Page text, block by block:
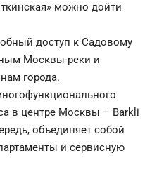
можно дойти
доступ к Садовому
Москвы-реки и
города.
в центре Москвы – Barkli
объединяет собой
и сервисную